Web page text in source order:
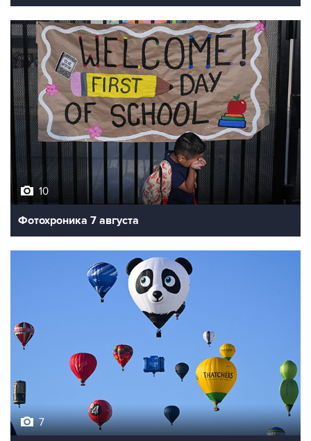
10
Фотохроника 7 августа
7